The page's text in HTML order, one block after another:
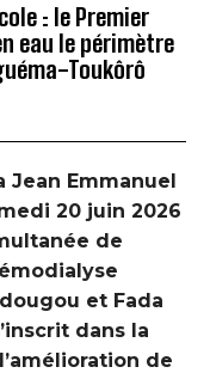
: le Premier
eau le périmètre
Toukôrô
Jean Emmanuel
20 juin 2026
de
et Fada
dans la
de